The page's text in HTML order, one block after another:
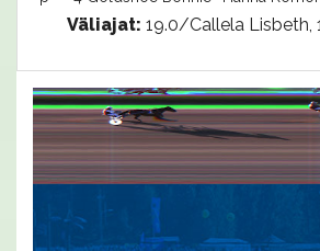
Väliajat: 19.0/Callela Lisbeth,